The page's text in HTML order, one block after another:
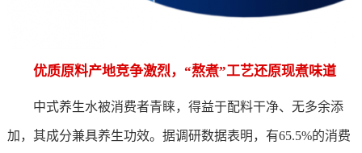
优质原料产地竞争激烈，“熬煮”工艺还原现煮味道
中式养生水被消费者青睐，得益于配料干净、无多余添
加，其成分兼具养生功效。据调研数据表明，有65.5%的消费